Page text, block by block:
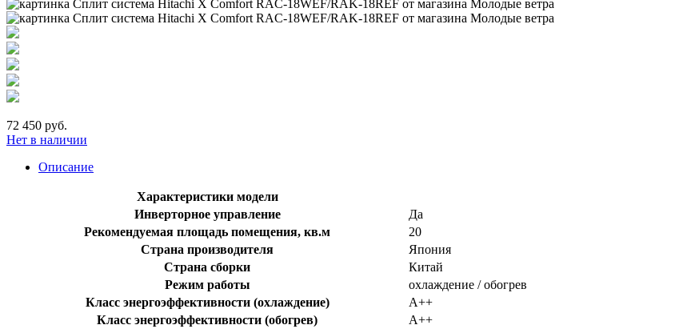
72 450 руб.
Нет в наличии
Описание
Характеристики модели
Инверторное управление
Да
Рекомендуемая площадь помещения, кв.м
20
Страна производителя
Япония
Страна сборки
Китай
Режим работы
охлаждение / обогрев
Класс энергоэффективности (охлаждение)
A++
Класс энергоэффективности (обогрев)
A++